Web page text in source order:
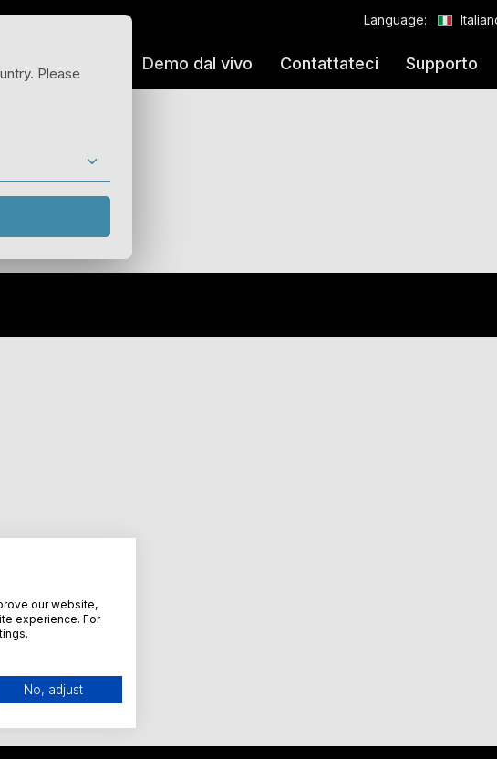
Language:
Demo dal vivo Contattateci Supporto
il sistema
Please
our website,
experience. For
No, adjust